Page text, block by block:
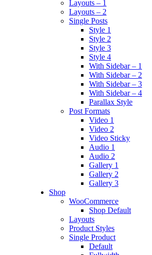
Layouts – 1
Layouts – 2
Single Posts
Style 1
Style 2
Style 3
Style 4
With Sidebar – 1
With Sidebar – 2
With Sidebar – 3
With Sidebar – 4
Parallax Style
Post Formats
Video 1
Video 2
Video Sticky
Audio 1
Audio 2
Gallery 1
Gallery 2
Gallery 3
Shop
WooCommerce
Shop Default
Layouts
Product Styles
Single Product
Default